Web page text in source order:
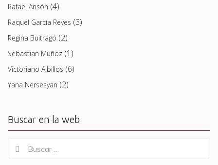
Rafael Ansón (4)
Raquel García Reyes (3)
Regina Buitrago (2)
Sebastian Muñoz (1)
Victoriano Albillos (6)
Yana Nersesyan (2)
Buscar en la web
for:
Buscar